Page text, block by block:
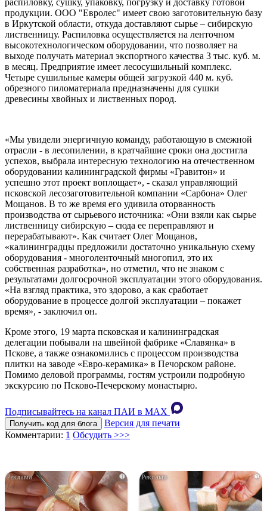
распиловку, сушку, упаковку, погрузку и доставку готовой
продукции. ООО "Евролес" имеет свою заготовительную базу
в Иркутской области, откуда доставляют сырье – сибирскую
лиственницу. Распиловка осуществляется на ленточном
высокотехнологическом оборудовании, что позволяет на
выходе получать материал экспортного качества 3 тыс. куб. м.
в месяц. Предприятие имеет лесосушильный комплекс.
Четыре сушильные камеры общей загрузкой 440 м. куб.
обрезного пиломатериала предназначены для сушки
древесины хвойных и лиственных пород.
«Мы увидели энергичную команду, работающую в смежной
отрасли - в лесопилении, в кратчайшие сроки она достигла
успехов, выбрала интересную технологию на отечественном
оборудовании калининградской фирмы «Гравитон» и
успешно этот проект воплощает», - сказал управляющий
псковской лесозаготовительной компании «Сарбона» Олег
Мощанов. В то же время его удивила оторванность
производства от сырьевого источника: «Они взяли как сырье
лиственницу сибирскую – сюда ее переправляют и
перерабатывают». Как считает Олег Мощанов,
«калининградцы предложили достаточно уникальную схему
оборудования - многоленточный многопил, это их
собственная разработка», но отметил, что не знаком с
результатами долгосрочной эксплуатации этого оборудования.
«На взгляд практика, это здорово, а как сработает
оборудование в процессе долгой эксплуатации – покажет
время», - заключил он.
Кроме этого, 19 марта псковская и калининградская
делегации побывали на швейной фабрике «Славянка» в
Пскове, а также ознакомились с процессом производства
плитки на заводе «Евро-керамика» в Печорском районе.
Помимо деловой программы, гостям устроили подробную
экскурсию по Псково-Печерскому монастырю.
Подписывайтесь на канал ПАИ в MAХ
Получить код для блога
Версия для печати
Комментарии: 1 Обсудить >>>
i i